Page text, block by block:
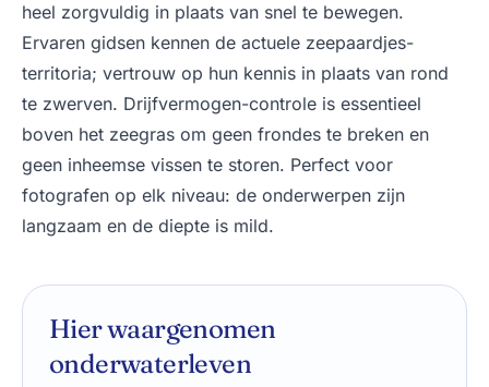
heel zorgvuldig in plaats van snel te bewegen.
Ervaren gidsen kennen de actuele zeepaardjes-
territoria; vertrouw op hun kennis in plaats van rond
te zwerven. Drijfvermogen-controle is essentieel
boven het zeegras om geen frondes te breken en
geen inheemse vissen te storen. Perfect voor
fotografen op elk niveau: de onderwerpen zijn
langzaam en de diepte is mild.
Hier waargenomen
onderwaterleven